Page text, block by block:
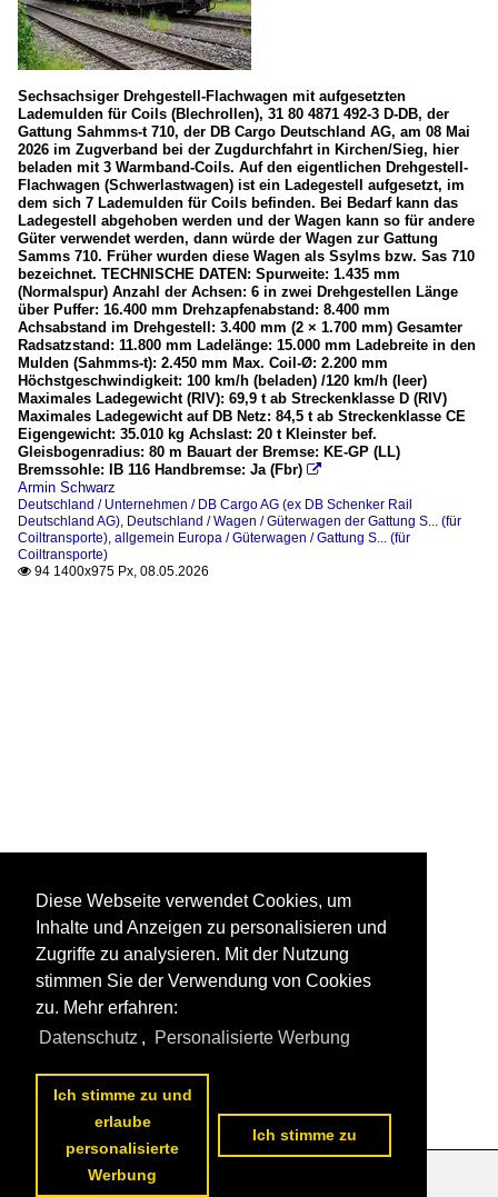
Sechsachsiger Drehgestell-Flachwagen mit aufgesetzten
Lademulden für Coils (Blechrollen), 31 80 4871 492-3 D-DB, der
Gattung Sahmms-t 710, der DB Cargo Deutschland AG, am 08 Mai
2026 im Zugverband bei der Zugdurchfahrt in Kirchen/Sieg, hier
beladen mit 3 Warmband-Coils. Auf den eigentlichen Drehgestell-
Flachwagen (Schwerlastwagen) ist ein Ladegestell aufgesetzt, im
dem sich 7 Lademulden für Coils befinden. Bei Bedarf kann das
Ladegestell abgehoben werden und der Wagen kann so für andere
Güter verwendet werden, dann würde der Wagen zur Gattung
Samms 710. Früher wurden diese Wagen als Ssylms bzw. Sas 710
bezeichnet. TECHNISCHE DATEN: Spurweite: 1.435 mm
(Normalspur) Anzahl der Achsen: 6 in zwei Drehgestellen Länge
über Puffer: 16.400 mm Drehzapfenabstand: 8.400 mm
Achsabstand im Drehgestell: 3.400 mm (2 × 1.700 mm) Gesamter
Radsatzstand: 11.800 mm Ladelänge: 15.000 mm Ladebreite in den
Mulden (Sahmms-t): 2.450 mm Max. Coil-Ø: 2.200 mm
Höchstgeschwindigkeit: 100 km/h (beladen) /120 km/h (leer)
Maximales Ladegewicht (RIV): 69,9 t ab Streckenklasse D (RIV)
Maximales Ladegewicht auf DB Netz: 84,5 t ab Streckenklasse CE
Eigengewicht: 35.010 kg Achslast: 20 t Kleinster bef.
Gleisbogenradius: 80 m Bauart der Bremse: KE-GP (LL)
Bremssohle: IB 116 Handbremse: Ja (Fbr) 
Armin Schwarz
Deutschland / Unternehmen / DB Cargo AG (ex DB Schenker Rail
Deutschland AG), Deutschland / Wagen / Güterwagen der Gattung S... (für
Coiltransporte), allgemein Europa / Güterwagen / Gattung S... (für
Coiltransporte)
 94 1400x975 Px, 08.05.2026
Diese Webseite verwendet Cookies, um
Inhalte und Anzeigen zu personalisieren und
Zugriffe zu analysieren. Mit der Nutzung
stimmen Sie der Verwendung von Cookies
zu. Mehr erfahren:
Datenschutz , Personalisierte Werbung
Ich stimme zu und
erlaube
personalisierte
Werbung
Ich stimme zu